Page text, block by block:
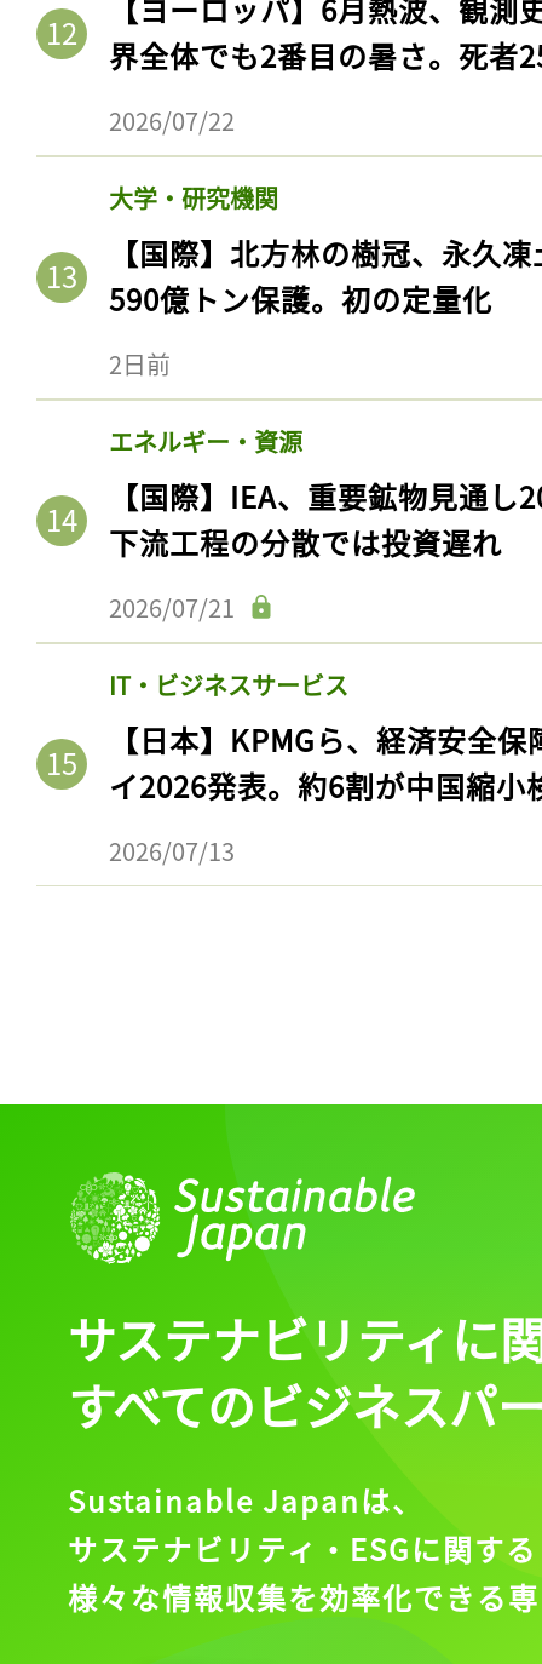
【ヨーロッパ】6月熱波、観
界全体でも2番目の暑さ。死者
2026/07/22
大学・研究機関
【国際】北方林の樹冠、永久
590億トン保護。初の定量化
2日前
エネルギー・資源
【国際】IEA、重要鉱物見通
下流工程の分散では投資遅れ
2026/07/21
IT・ビジネスサービス
【日本】KPMGら、経済安全
イ2026発表。約6割が中国縮小
2026/07/13
ログイン
サステナビリティに
すべてのビジネスパ
Sustainable Japanは、
サステナビリティ・ESGに関する
様々な情報収集を効率化できる